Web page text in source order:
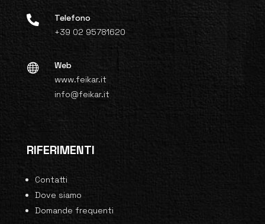

Telefono
+39 02 95781620

Web
www.feikar.it
info@feikar.it
RIFERIMENTI
Contatti
Dove siamo
Domande frequenti